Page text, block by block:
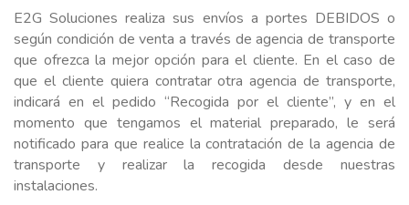
E2G Soluciones realiza sus envíos a portes DEBIDOS o
según condición de venta a través de agencia de transporte
que ofrezca la mejor opción para el cliente. En el caso de
que el cliente quiera contratar otra agencia de transporte,
indicará en el pedido “Recogida por el cliente”, y en el
momento que tengamos el material preparado, le será
notificado para que realice la contratación de la agencia de
transporte y realizar la recogida desde nuestras
instalaciones.